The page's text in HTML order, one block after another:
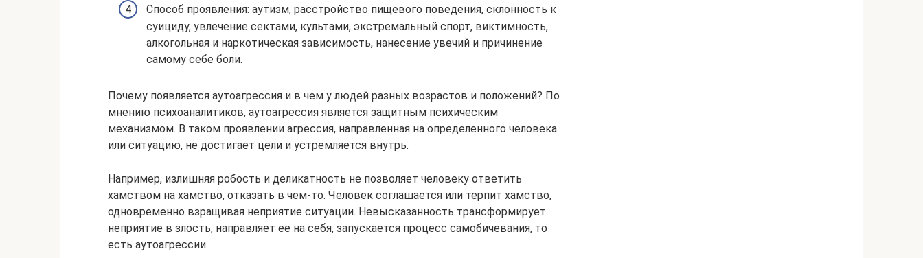
Способ проявления: аутизм, расстройство пищевого поведения, склонность к
суициду, увлечение сектами, культами, экстремальный спорт, виктимность,
алкогольная и наркотическая зависимость, нанесение увечий и причинение
самому себе боли.
Почему появляется аутоагрессия и в чем у людей разных возрастов и положений? По
мнению психоаналитиков, аутоагрессия является защитным психическим
механизмом. В таком проявлении агрессия, направленная на определенного человека
или ситуацию, не достигает цели и устремляется внутрь.
Например, излишняя робость и деликатность не позволяет человеку ответить
хамством на хамство, отказать в чем-то. Человек соглашается или терпит хамство,
одновременно взращивая неприятие ситуации. Невысказанность трансформирует
неприятие в злость, направляет ее на себя, запускается процесс самобичевания, то
есть аутоагрессии.